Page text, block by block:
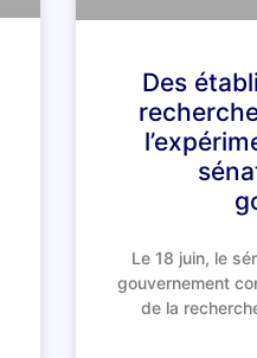
Des
Le 18 juin, le
gouvernement
de la